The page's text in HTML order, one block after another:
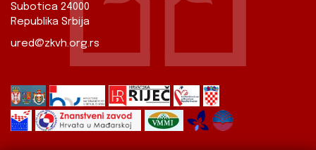
Subotica 24000
Republika Srbija
ured@zkvh.org.rs